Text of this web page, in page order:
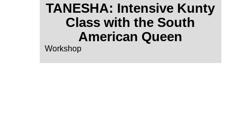
TANESHA: Intensive Kunty
Class with the South
American Queen
Workshop